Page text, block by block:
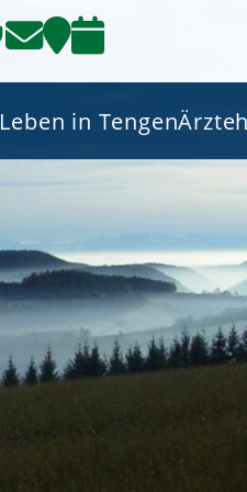
Leben in Tengen